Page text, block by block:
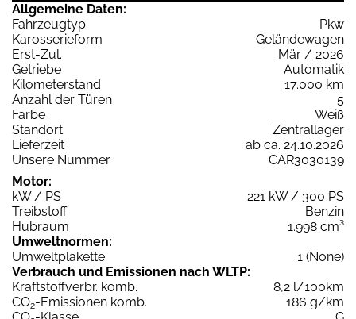
Allgemeine Daten:
Fahrzeugtyp
Pkw
Karosserieform
Geländewagen
Erst-Zul.
Mär / 2026
Getriebe
Automatik
Kilometerstand
17.000 km
Anzahl der Türen
5
Farbe
Weiß
Standort
Zentrallager
Lieferzeit
ab ca. 24.10.2026
Unsere Nummer
CAR3030139
Motor:
kW / PS
221 kW / 300 PS
Treibstoff
Benzin
Hubraum
1.998 cm³
Umweltnormen:
Umweltplakette
1 (None)
Verbrauch und Emissionen nach WLTP:
Kraftstoffverbr. komb.
8,2 l/100km
CO2-Emissionen komb.
186 g/km